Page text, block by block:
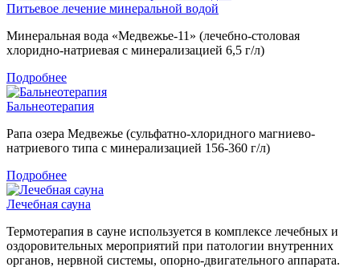
Питьевое лечение минеральной водой
Минеральная вода «Медвежье-11» (лечебно-столовая
хлоридно-натриевая с минерализацией 6,5 г/л)
Подробнее
Бальнеотерапия
Рапа озера Медвежье (сульфатно-хлоридного магниево-
натриевого типа с минерализацией 156-360 г/л)
Подробнее
Лечебная сауна
Термотерапия в сауне используется в комплексе лечебных и
оздоровительных мероприятий при патологии внутренних
органов, нервной системы, опорно-двигательного аппарата.